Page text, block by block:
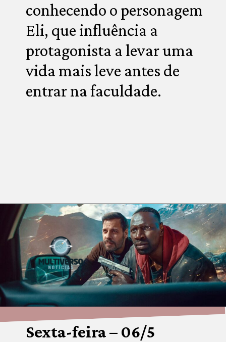
conhecendo o personagem
Eli, que influência a
protagonista a levar uma
vida mais leve antes de
entrar na faculdade.
Opening
Sexta-feira – 06/5